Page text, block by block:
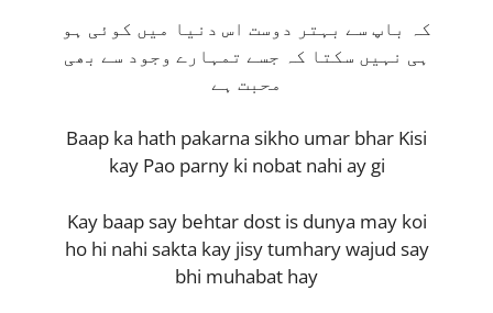
کہ باپ سے بہتر دوست اس دنیا میں کوئی ہو
ہی نہیں سکتا کہ جسے تمہارے وجود سے بھی
محبت ہے
Baap ka hath pakarna sikho umar bhar Kisi
kay Pao parny ki nobat nahi ay gi
Kay baap say behtar dost is dunya may koi
ho hi nahi sakta kay jisy tumhary wajud say
bhi muhabat hay